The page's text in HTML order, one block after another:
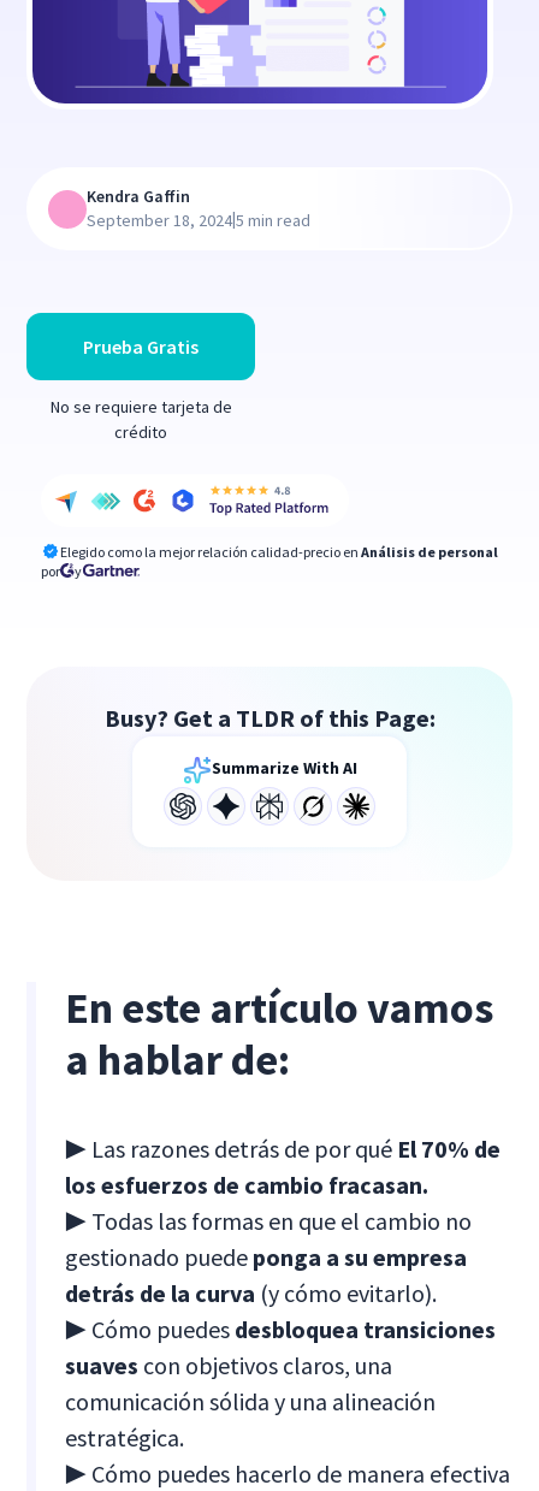
Prueba Gratis
No se requiere tarjeta de
crédito
Elegido como la mejor relación calidad-precio en Análisis de personal
por
y
Kendra Gaffin
September 18, 2024|5 min read
Busy? Get a TLDR of this Page:
Summarize With AI
En este artículo vamos
a hablar de:
▶ Las razones detrás de por qué El 70% de
los esfuerzos de cambio fracasan.
▶ Todas las formas en que el cambio no
gestionado puede ponga a su empresa
detrás de la curva (y cómo evitarlo).
▶ Cómo puedes desbloquea transiciones
suaves con objetivos claros, una
comunicación sólida y una alineación
estratégica.
▶ Cómo puedes hacerlo de manera efectiva